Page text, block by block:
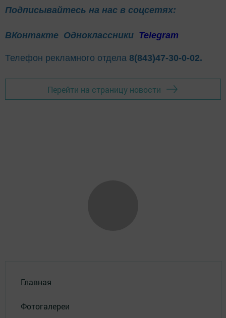
Подписывайтесь на нас в соцсетях:
ВКонтакте Одноклассники Telegram
Телефон рекламного отдела 8(843)47-30-0-02.
Перейти на страницу новости
Главная
Фотогалереи